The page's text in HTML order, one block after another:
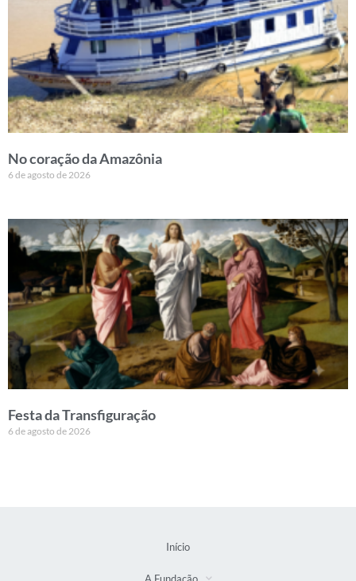
No coração da Amazônia
6 de agosto de 2026
Festa da Transfiguração
6 de agosto de 2026
Início
A Fundação